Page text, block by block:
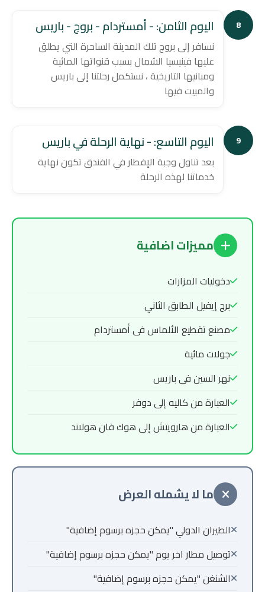
8 اليوم الثامن: - أمستردام - بروج - باريس
نسافر إلى بروج تلك المدينة الساحرة التي يطلق
عليها فينيسيا الشمال بسبب قنواتها المائية
ومبانيها التاريخية ، نستكمل رحلتنا إلى باريس
والمبيت فيها
9 اليوم التاسع: - نهاية الرحلة في باريس
بعد تناول وجبة الإفطار في الفندق تكون نهاية
خدماتنا لهذه الرحلة
مميزات اضافية
دخوليات المزارات
برج إيفيل الطابق الثاني
مصنع تقطيع الألماس فى أمستردام
جولات مائية
نهر السين فى باريس
العبارة من كاليه إلى دوفر
العبارة من هارويتش إلى هوك فان هولاند
ما لا يشمله العرض
الطيران الدولي "يمكن حجزه برسوم إضافية"
توصيل مطار اخر يوم "يمكن حجزه برسوم إضافية"
الشنغن "يمكن حجزه برسوم إضافية"